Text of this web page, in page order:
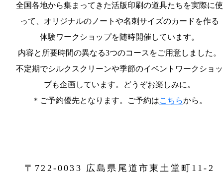
全国各地から集まってきた活版印刷の道具たちを実際に使
って、オリジナルのノートや名刺サイズのカードを作る
体験ワークショップを随時開催しています。
内容と所要時間の異なる3つのコースをご用意しました。
不定期でシルクスクリーンや季節のイベントワークショッ
プも企画しています。どうぞお楽しみに。
＊ご予約優先となります。ご予約はこちらから。
〒722-0033 広島県尾道市東土堂町11-2